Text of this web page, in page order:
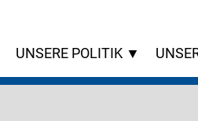
UNSERE POLITIK ▼